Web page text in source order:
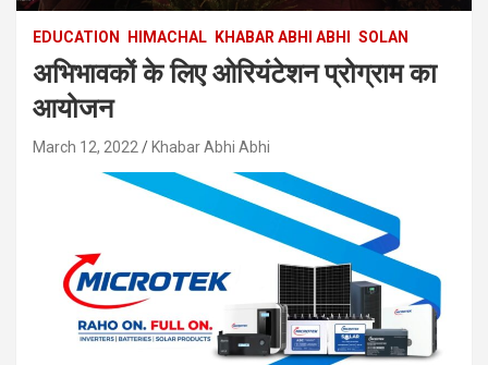
EDUCATION HIMACHAL KHABAR ABHI ABHI SOLAN
अभिभावकों के लिए ओरियंटेशन प्रोग्राम का
आयोजन
March 12, 2022 Khabar Abhi Abhi